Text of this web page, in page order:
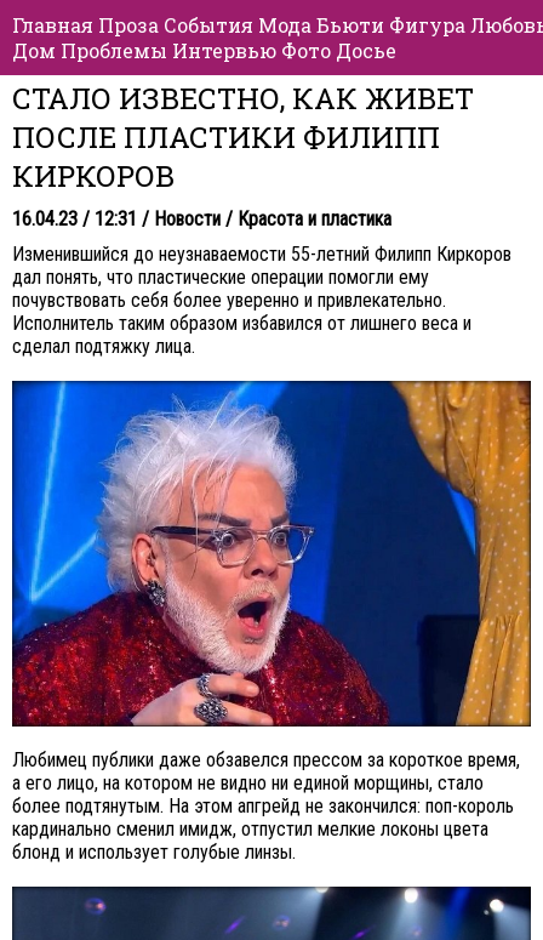
Главная Проза События Мода Бьюти Фигура
Дом Проблемы Интервью Фото Досье
СТАЛО ИЗВЕСТНО, КАК ЖИВЕТ
ПОСЛЕ ПЛАСТИКИ ФИЛИПП
КИРКОРОВ
16.04.23 / 12:31 / Новости / Красота и пластика
Изменившийся до неузнаваемости 55-летний Филипп Киркоров
дал понять, что пластические операции помогли ему
почувствовать себя более уверенно и привлекательно.
Исполнитель таким образом избавился от лишнего веса и
сделал подтяжку лица.
Любимец публики даже обзавелся прессом за короткое время,
а его лицо, на котором не видно ни единой морщины, стало
более подтянутым. На этом апгрейд не закончился: поп-король
кардинально сменил имидж, отпустил мелкие локоны цвета
блонд и использует голубые линзы.